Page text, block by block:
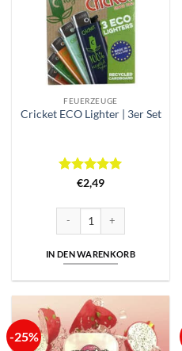
FEUERZEUGE
Cricket ECO Lighter | 3er Set
Bewertet
5
€2,49
IN DEN WARENKORB
-25%